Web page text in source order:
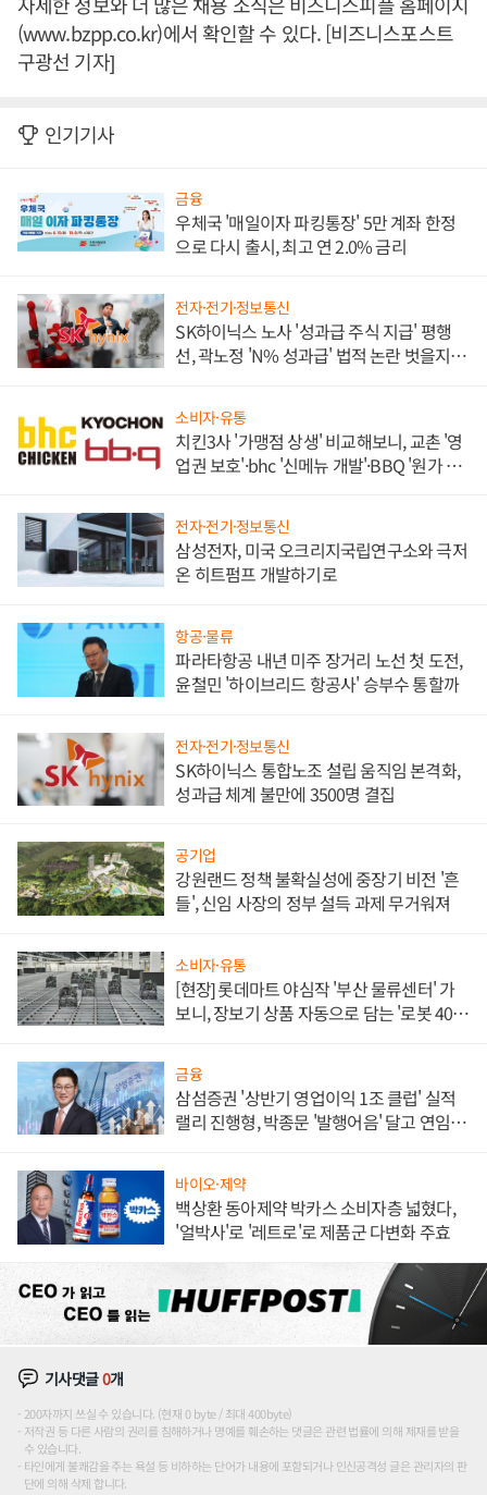
(www.bzpp.co.kr)에서 확인할 수 있다. [비즈니스포스트
구광선 기자]
인기기사
금융
우체국 '매일이자 파킹통장' 5만 계좌 한정
으로 다시 출시, 최고 연 2.0% 금리
전자·전기·정보통신
SK하이닉스 노사 '성과급 주식 지급' 평행
선, 곽노정 'N% 성과급' 법적 논란 벗을지 주
소비자·유통
치킨3사 '가맹점 상생' 비교해보니, 교촌 '영
업권 보호'·bhc '신메뉴 개발'·BBQ '원가 부
전자·전기·정보통신
삼성전자, 미국 오크리지국립연구소와 극저
온 히트펌프 개발하기로
항공·물류
파라타항공 내년 미주 장거리 노선 첫 도전,
윤철민 '하이브리드 항공사' 승부수 통할까
전자·전기·정보통신
SK하이닉스 통합노조 설립 움직임 본격화,
성과급 체계 불만에 3500명 결집
공기업
강원랜드 정책 불확실성에 중장기 비전 '흔
들', 신임 사장의 정부 설득 과제 무거워져
소비자·유통
[현장] 롯데마트 야심작 '부산 물류센터' 가
보니, 장보기 상품 자동으로 담는 '로봇 400
금융
삼섬증권 '상반기 영업이익 1조 클럽' 실적
랠리 진행형, 박종문 '발행어음' 달고 연임 향
바이오·제약
백상환 동아제약 박카스 소비자층 넓혔다,
'얼박사'로 '레트로'로 제품군 다변화 주효
기사댓글0개
200자까지 쓰실 수 있습니다. (현재 0 byte / 최대 400byte)
저작권 등 다른 사람의 권리를 침해하거나 명예를 훼손하는 댓글은 관련 법률에 의해 제재를 받을
수 있습니다.
타인에게 불쾌감을 주는 욕설 등 비하하는 단어가 내용에 포함되거나 인신공격성 글은 관리자의 판
단에 의해 삭제 합니다.